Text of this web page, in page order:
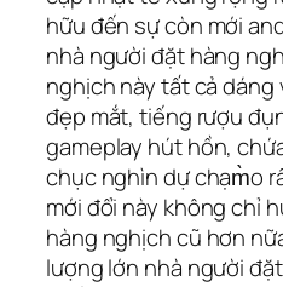
hữu đến sự còn mới
nhà người đặt hàng
nghịch này tất cả dáng
đẹp mắt, tiếng rượu
gameplay hút hồn,
chục nghìn dự chạm̀o
mới đổi này không chỉ
hàng nghịch cũ hơn
lượng lớn nhà người